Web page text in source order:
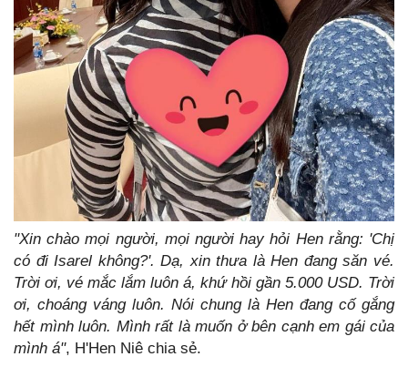
"Xin chào mọi người, mọi người hay hỏi Hen rằng: 'Chị
có đi Isarel không?'. Dạ, xin thưa là Hen đang săn vé.
Trời ơi, vé mắc lắm luôn á, khứ hồi gần 5.000 USD. Trời
ơi, choáng váng luôn. Nói chung là Hen đang cố gắng
hết mình luôn. Mình rất là muốn ở bên cạnh em gái của
mình á", H'Hen Niê chia sẻ.